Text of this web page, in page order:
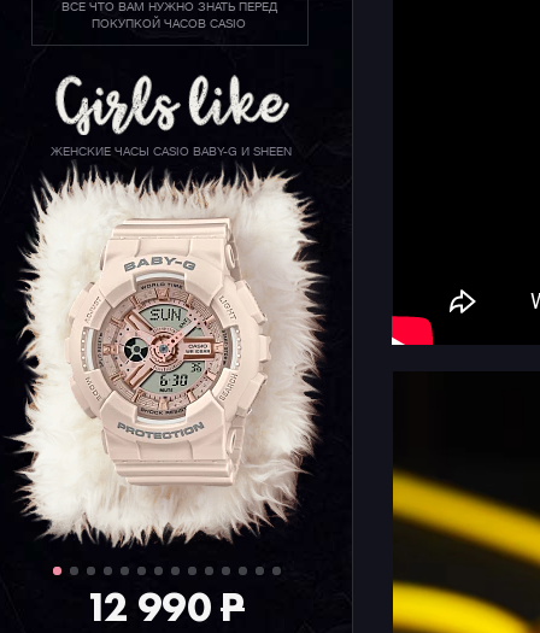
ВСЕ ЧТО ВАМ НУЖНО ЗНАТЬ ПЕРЕД
ПОКУПКОЙ ЧАСОВ CASIO
ЖЕНСКИЕ ЧАСЫ CASIO BABY-G И SHEEN
12 990P